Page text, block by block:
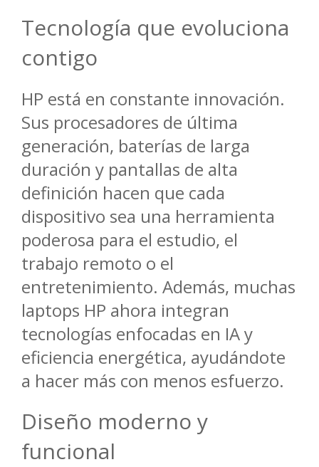
Tecnología que evoluciona
contigo
HP está en constante innovación.
Sus procesadores de última
generación, baterías de larga
duración y pantallas de alta
definición hacen que cada
dispositivo sea una herramienta
poderosa para el estudio, el
trabajo remoto o el
entretenimiento. Además, muchas
laptops HP ahora integran
tecnologías enfocadas en IA y
eficiencia energética, ayudándote
a hacer más con menos esfuerzo.
Diseño moderno y
funcional